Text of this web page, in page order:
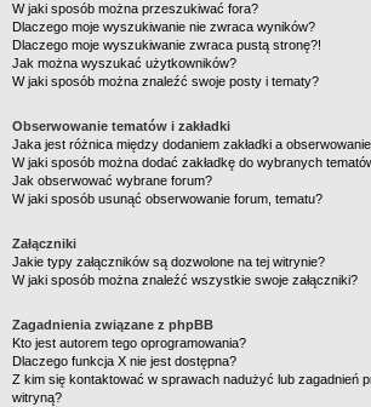
W jaki sposób można przeszukiwać fora?
Dlaczego moje wyszukiwanie nie zwraca wyników?
Dlaczego moje wyszukiwanie zwraca pustą stronę?!
Jak można wyszukać użytkowników?
W jaki sposób można znaleźć swoje posty i tematy?
Obserwowanie tematów i zakładki
Jaka jest różnica między dodaniem zakładki a
W jaki sposób można dodać zakładkę do wybranych
Jak obserwować wybrane forum?
W jaki sposób usunąć obserwowanie forum, tematu?
Załączniki
Jakie typy załączników są dozwolone na tej witrynie?
W jaki sposób można znaleźć wszystkie swoje załączniki?
Zagadnienia związane z phpBB
Kto jest autorem tego oprogramowania?
Dlaczego funkcja X nie jest dostępna?
Z kim się kontaktować w sprawach nadużyć lub zagadnień
witryną?